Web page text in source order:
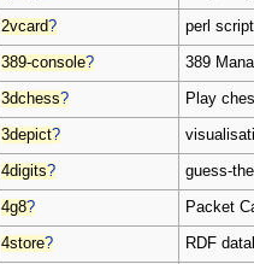
2vcard? perl
389-console? 389
3dchess? Play
3depict?
4digits? guess-
4g8? Packet
4store? RDF